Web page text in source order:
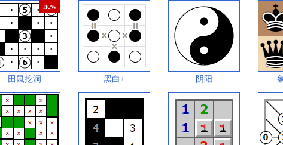
田鼠挖洞 黑白+ 阴阳